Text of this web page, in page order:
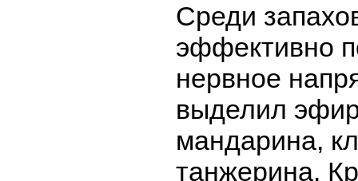
Среди
эффективно
нервное
выделил
мандарина,
танжерина.